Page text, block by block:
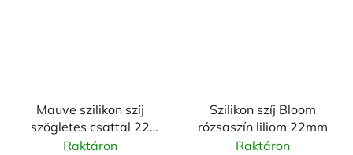
Mauve szilikon szíj
szögletes csattal 22
mm
Raktáron
Szilikon szíj Bloom
rózsaszín liliom 22mm
Raktáron